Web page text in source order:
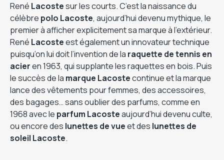
René Lacostesur les courts. C’est la naissance du
célèbre polo Lacoste, aujourd’hui devenu mythique, le
premier à afficher explicitement sa marque à l’extérieur.
René Lacosteest également un innovateur technique
puisqu’on lui doit l’invention de la raquette de tennis en
acieren 1963, qui supplante les raquettes en bois. Puis
le succès de la marque Lacostecontinue et la marque
lance des vêtements pour femmes, des accessoires,
des bagages… sans oublier des parfums, comme en
1968 avec le parfum Lacosteaujourd’hui devenu culte,
ou encore des lunettes de vueet des lunettes de
soleil Lacoste.